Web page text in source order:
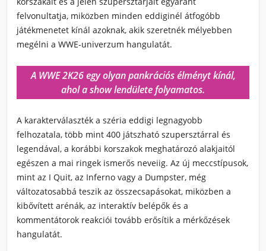
felvonultatja, miközben minden eddiginél átfogóbb
játékmenetet kínál azoknak, akik szeretnék mélyebben
megélni a WWE-univerzum hangulatát.
A WWE 2K26 egy olyan pankrációs élményt kínál,
ahol a show lendülete folyamatos.
A karakterválaszték a széria eddigi legnagyobb
felhozatala, több mint 400 játszható szupersztárral és
legendával, a korábbi korszakok meghatározó alakjaitól
egészen a mai ringek ismerős neveiig. Az új meccstípusok,
mint az I Quit, az Inferno vagy a Dumpster, még
változatosabbá teszik az összecsapásokat, miközben a
kibővített arénák, az interaktív belépők és a
kommentátorok reakciói tovább erősítik a mérkőzések
hangulatát.